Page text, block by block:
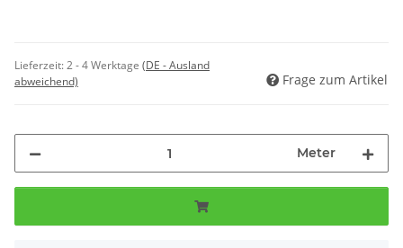
Lieferzeit:2 - 4 Werktage (DE - Ausland
abweichend)
Frage zum Artikel
Meter